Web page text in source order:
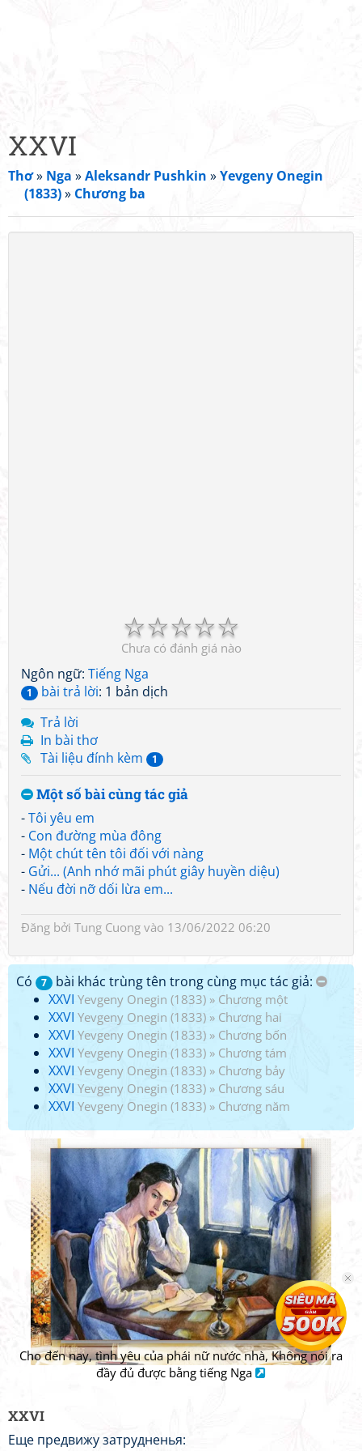
XXVI
Thơ» Nga »Aleksandr Pushkin »Yevgeny Onegin
(1833)» Chương ba
☆
☆
☆
☆
☆
Chưa có đánh giá nào
Ngôn ngữ: Tiếng Nga
1 bài trả lời: 1 bản dịch
Trả lời
In bài thơ
Tài liệu đính kèm
1
Một số bài cùng tác giả
-Tôi yêu em
- Con đường mùa đông
- Một chút tên tôi đối với nàng
- Gửi... (Anh nhớ mãi phút giây huyền diệu)
- Nếu đời nỡ dối lừa em...
Đăng bởi Tung Cuong vào 13/06/2022 06:20
Có 7
bài khác trùng tên trong cùng mục tác giả:
XXVI Yevgeny Onegin (1833) » Chương một
XXVI Yevgeny Onegin (1833) » Chương hai
XXVI Yevgeny Onegin (1833) » Chương bốn
XXVI Yevgeny Onegin (1833) » Chương tám
XXVI Yevgeny Onegin (1833) » Chương bảy
XXVI Yevgeny Onegin (1833) » Chương sáu
XXVI Yevgeny Onegin (1833) » Chương năm
Cho đến nay, tình yêu của phái nữ nước nhà, Không nói ra
đầy đủ được bằng tiếng Nga
XXVI
Еще предвижу затрудненья: